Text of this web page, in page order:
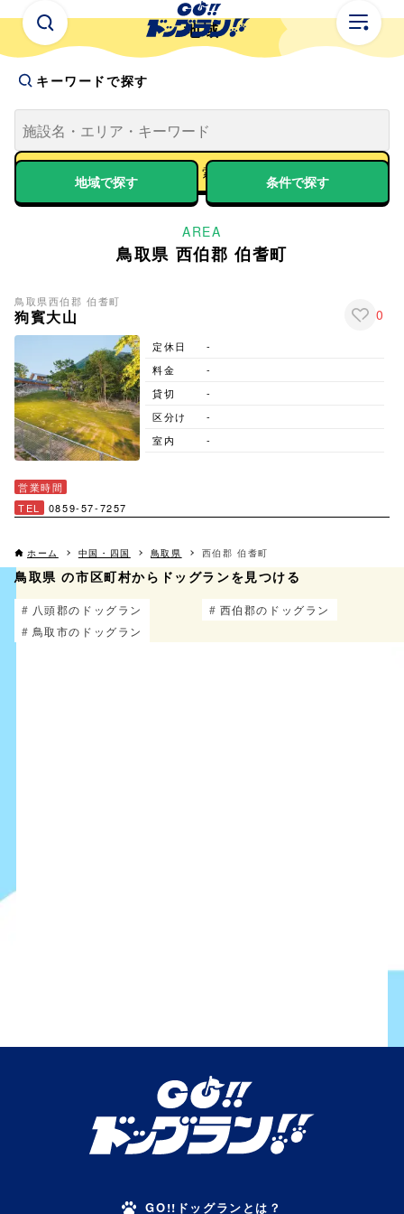
地域
キーワードで探す
地域で探す 条件で探す
AREA
鳥取県 西伯郡 伯耆町
鳥取県西伯郡 伯耆町
狗賓大山 0
営業時間
TEL
0859-57-7257
定休日
-
料金
-
貸切
-
区分け
-
室内
-
ホーム 中国・四国 鳥取県 西伯郡 伯耆町
鳥取県 の市区町村からドッグランを見つける
八頭郡のドッグラン
西伯郡のドッグラン
鳥取市のドッグラン
GO!!ドッグランとは？